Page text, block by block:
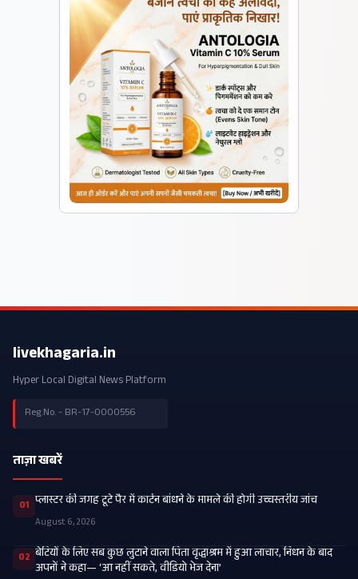
livekhagaria.in
Hyper Local Digital News Platform
Reg.No. - BR-17-0000556
ताज़ा खबरें
01 प्लास्टर की जगह टूटे पैर में कार्टन बांधने के मामले की होगी उच्चस्तरीय जांच
August 6, 2026
02 बेटियों के लिए सब कुछ लुटाने वाला पिता वृद्धाश्रम में हुआ लाचार, निधन के बाद
अपनों ने कहा— ‘आ नहीं सकते, वीडियो भेज देना’